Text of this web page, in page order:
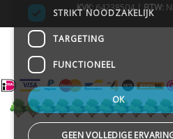
KVK:64238504 | BTW:
STRIKT NOODZAKELIJK
TARGETING
FUNCTIONEEL
OK
GEEN VOLLEDIGE